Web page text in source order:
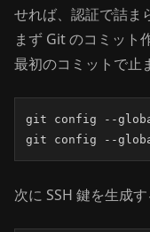
せれば、認証で詰ま
まず Git のコミット
最初のコミットで止
git config --global
git config --global
次に SSH 鍵を生成